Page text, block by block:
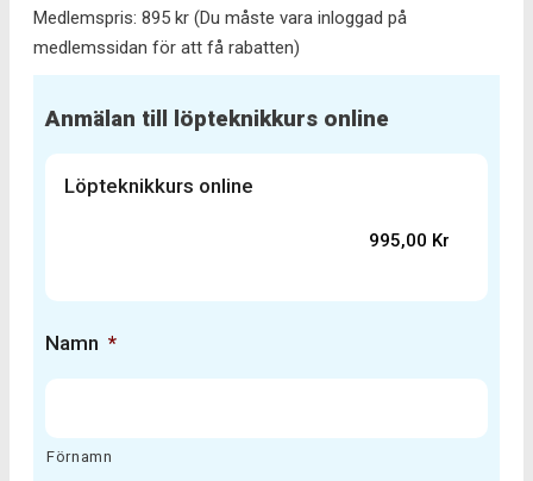
Medlemspris: 895 kr (Du måste vara inloggad på
medlemssidan för att få rabatten)
Anmälan till löpteknikkurs online
Löpteknikkurs online
Namn *
Förnamn